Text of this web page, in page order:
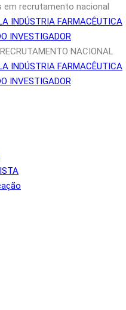
em recrutamento nacional
INDÚSTRIA FARMACÊUTICA
INVESTIGADOR
NACIONAL
INDÚSTRIA FARMACÊUTICA
INVESTIGADOR